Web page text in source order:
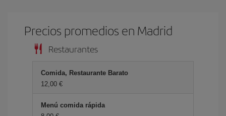
Precios promedios en Madrid
Restaurantes
Comida, Restaurante Barato
12,00 €
Menú comida rápida